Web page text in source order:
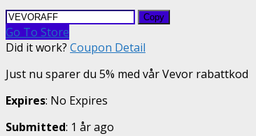
Copy
Go To Store
Did it work? Coupon Detail
Just nu sparer du 5% med vår Vevor rabattkod
Expires: No Expires
Submitted: 1 år ago